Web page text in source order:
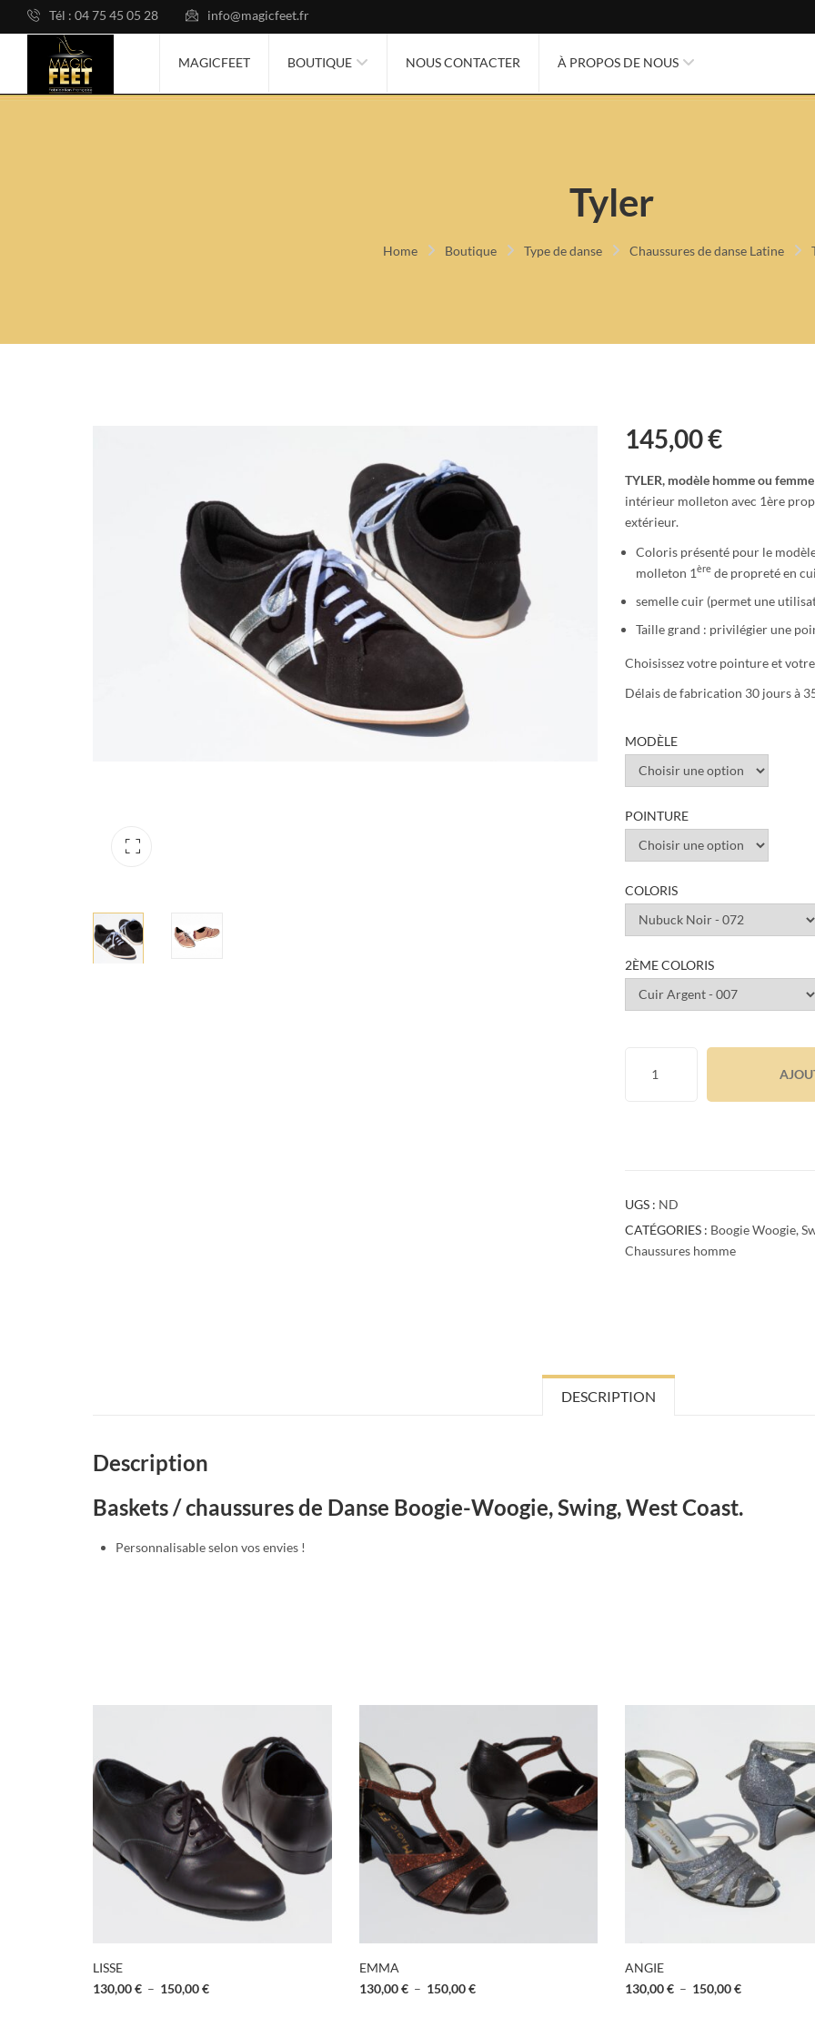
Tél : 04 75 45 05 28 info@magicfeet.fr
MAGICFEET BOUTIQUE NOUS CONTACTER À PROPOS DE NOUS
Tyler
Home Boutique Type de danse Chaussures de danse Latine
145,00€
TYLER, modèle homme ou
intérieur molleton avec 1ère
extérieur.
Coloris présenté pour le
molleton 1ère de propreté en
semelle cuir (permet une
Taille grand : privilégier une
Choisissez votre pointure et votre
Délais de fabrication 30 jours à
MODÈLE
POINTURE
COLORIS
2ÈME COLORIS
UGS : ND
CATÉGORIES : Boogie Woogie,
Chaussures homme
DESCRIPTION
Description
Baskets / chaussures de Danse Boogie-Woogie, Swing, West Coast.
Personnalisable selon vos envies !
LISSE
130,00€ – 150,00€
EMMA
130,00€ – 150,00€
ANGIE
130,00€ – 150,00€